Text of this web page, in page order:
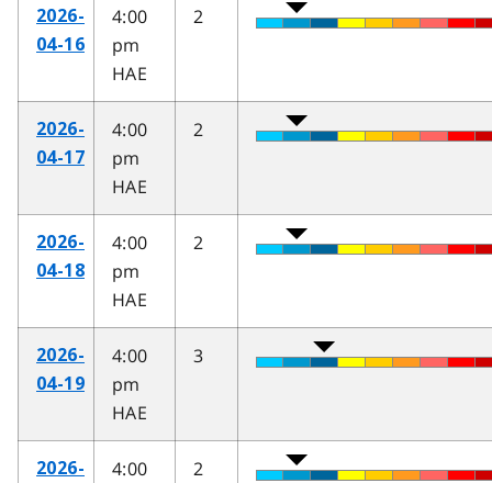
2026-
04-16
4:00
pm
HAE
2
2026-
04-17
4:00
pm
HAE
2
2026-
04-18
4:00
pm
HAE
2
2026-
04-19
4:00
pm
HAE
3
2026-
4:00
2